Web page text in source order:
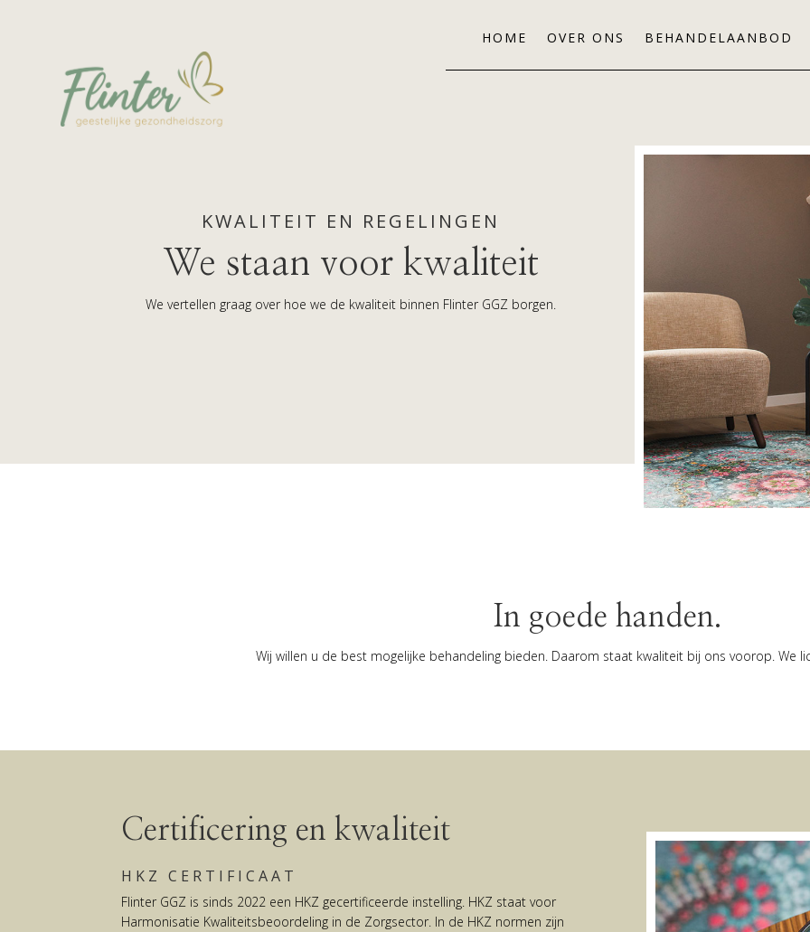
HOME OVER ONS BEHANDELAANBOD
KWALITEIT EN REGELINGEN
We staan voor kwaliteit
We vertellen graag over hoe we de kwaliteit binnen Flinter GGZ borgen.
In goede handen.
Wij willen u de best mogelijke behandeling bieden. Daarom staat kwaliteit bij ons voorop. We
Certificering en kwaliteit
HKZ CERTIFICAAT
Flinter GGZ is sinds 2022 een HKZ gecertificeerde instelling. HKZ staat voor
Harmonisatie Kwaliteitsbeoordeling in de Zorgsector. In de HKZ normen zijn